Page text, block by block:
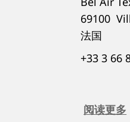
69100
法国
+33 3 66
阅读更多